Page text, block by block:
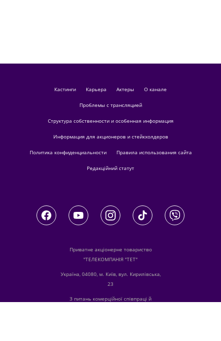
кастинги Карьера актеры О канале
Проблемы с трансляцией
Структура собственности и особенная информация
Информация для акционеров и стейкхолдеров
Политика конфиденциальности Правила использования сайта
Редакційний статут
Приватне акціонерне товариство
"ТЕЛЕКОМПАНІЯ "ТЕТ"
Україна, 04080, м. Київ, вул. Кирилівська,
23
З питань комерційної співпраці й